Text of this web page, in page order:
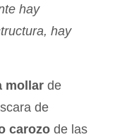
hay
hay
mollar de
de
carozo de las